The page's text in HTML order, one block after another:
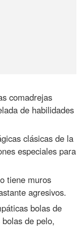
comadrejas
de habilidades
clásicas de la
especiales para
tiene muros
agresivos.
bolas de
de pelo,